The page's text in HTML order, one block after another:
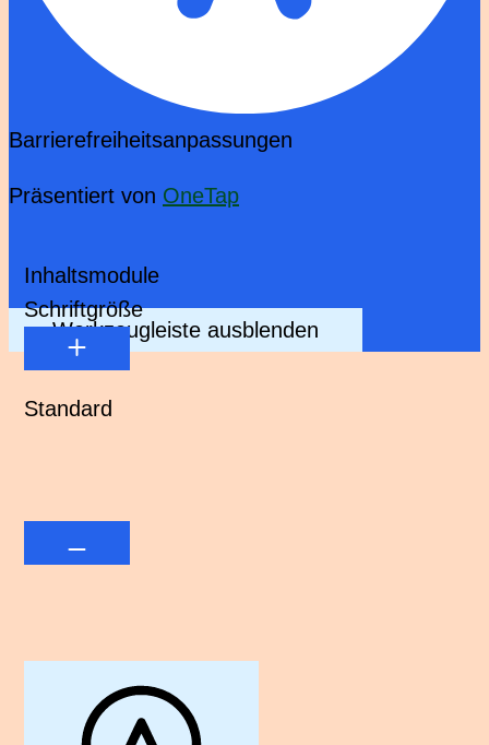
Barrierefreiheitsanpassungen
Präsentiert von OneTap
Werkzeugleiste ausblenden
Inhaltsmodule
Schriftgröße
Standard